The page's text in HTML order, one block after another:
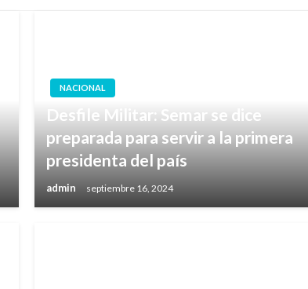
NACIONAL
Desfile Militar: Semar se dice
preparada para servir a la primera
presidenta del país
admin septiembre 16, 2024